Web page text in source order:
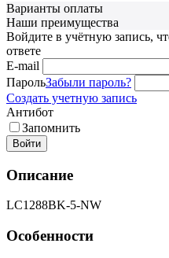
Варианты оплаты
Наши преимущества
Войдите в учётную запись,
ответе
E-mail
ПарольЗабыли пароль?
Создать учетную запись
Антибот
Запомнить
Войти
Описание
LC1288BK-5-NW
Особенности